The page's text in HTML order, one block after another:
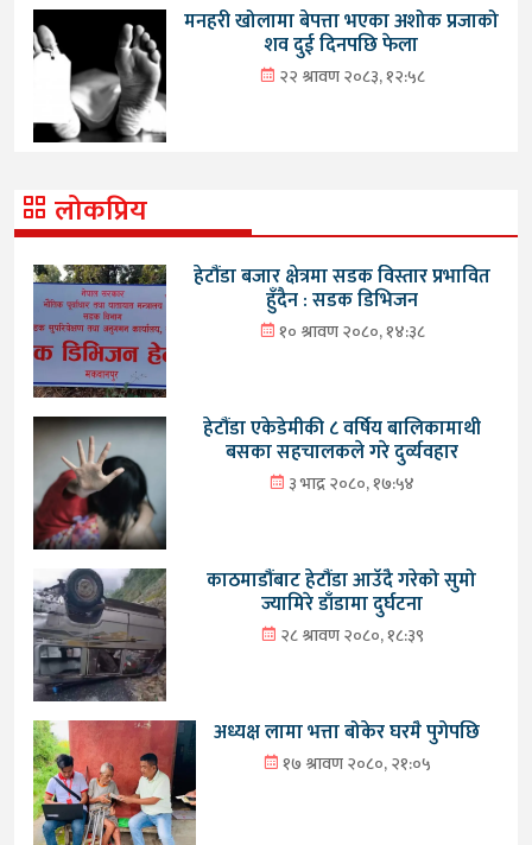
मनहरी खोलामा बेपत्ता भएका अशोक प्रजाको
शव दुई दिनपछि फेला
२२ श्रावण २०८३, १२:५८
लोकप्रिय
हेटौंडा बजार क्षेत्रमा सडक विस्तार प्रभावित
हुँदैन : सडक डिभिजन
१० श्रावण २०८०, १४:३८
हेटौंडा एकेडेमीकी ८ वर्षिय बालिकामाथी
बसका सहचालकले गरे दुर्व्यवहार
३ भाद्र २०८०, १७:५४
काठमाडौंबाट हेटौंडा आउँदै गरेको सुमो
ज्यामिरे डाँडामा दुर्घटना
२८ श्रावण २०८०, १८:३९
अध्यक्ष लामा भत्ता बोकेर घरमै पुगेपछि
१७ श्रावण २०८०, २१:०५